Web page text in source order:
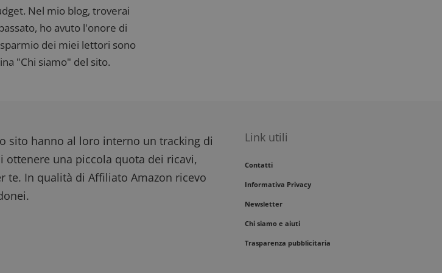
Nel mio blog, troverai
ho avuto l'onore di
dei miei lettori sono
"Chi siamo" del sito.
sito hanno al loro interno un tracking di
ottenere una piccola quota dei ricavi,
te. In qualità di Affiliato Amazon ricevo
Link utili
Contatti
Informativa Privacy
Newsletter
Chi siamo e aiuti
Trasparenza pubblicitaria